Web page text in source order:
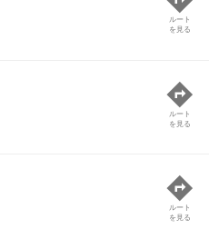
ルート
を見る
ルート
を見る
ルート
を見る